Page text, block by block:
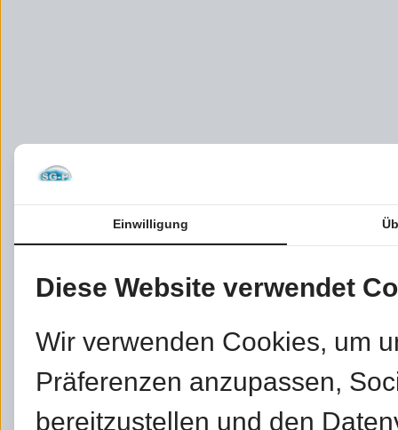
Einwilligung
Diese Website verwendet
Wir verwenden Cookies, um
Präferenzen anzupassen,
bereitzustellen und den